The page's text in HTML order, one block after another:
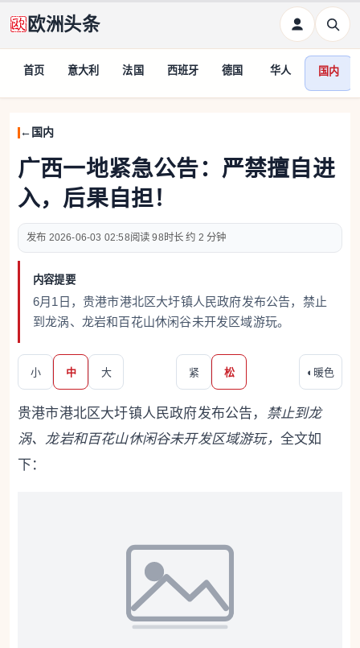
欧洲头条
首页 意大利 法国 西班牙 德国 华人 国内
国内
广西一地紧急公告：严禁擅自进
入，后果自担！
2026-06-03 02:58 98 约 2 分钟
内容提要
6月1日，贵港市港北区大圩镇人民政府发布公告，禁止
到龙涡、龙岩和百花山休闲谷未开发区域游玩。
小 中 大 紧 松 ◐ 暖色
贵港市港北区大圩镇人民政府发布公告，
禁止到龙
涡、龙岩和百花山休闲谷未开发区域游玩， 全文如
下：